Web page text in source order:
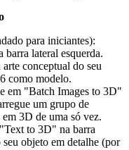
para iniciantes):
lateral esquerda.
conceptual do seu
como modelo.
em "Batch Images to 3D"
um grupo de
3D de uma só vez.
to 3D" na barra
objeto em detalhe (por